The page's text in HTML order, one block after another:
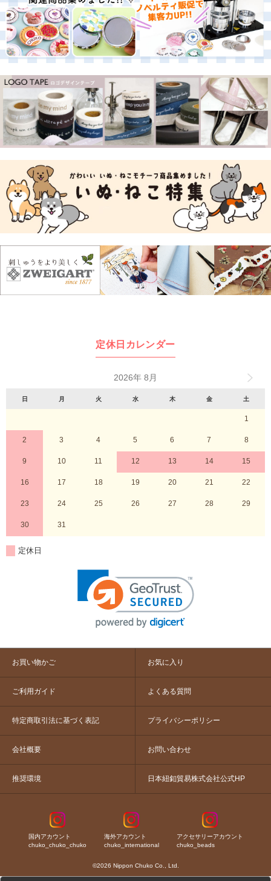
定休日カレンダー
2026年 8月
日 月 火 水 木 金 土
1
2 3 4 5 6 7 8
9 10 11 12 13 14 15
16 17 18 19 20 21 22
23 24 25 26 27 28 29
30 31
定休日
お買い物かご お気に入り
ご利用ガイド よくある質問
特定商取引法に基づく表記 プライバシーポリシー
会社概要 お問い合わせ
推奨環境 日本紐釦貿易株式会社公式HP
国内アカウント
chuko_chuko_chuko
海外アカウント
chuko_international
アクセサリーアカウント
chuko_beads
©2026 Nippon Chuko Co., Ltd.